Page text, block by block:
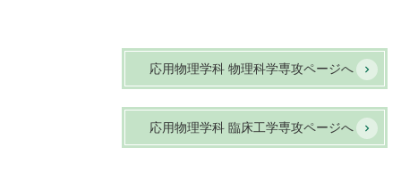
応用物理学科 物理科学専攻ページへ
応用物理学科 臨床工学専攻ページへ